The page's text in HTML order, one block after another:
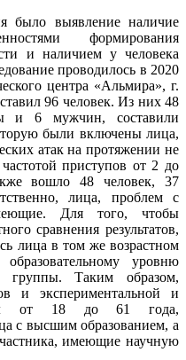
было выявление наличие
формирования
и наличием у человека
проводилось в 2020
центра «Альмира», г.
96 человек. Из них 48
и 6 мужчин, составили
были включены лица,
атак на протяжении не
приступов от 2 до
вошло 48 человек, 37
лица, проблем с
Для того, чтобы
сравнения результатов,
лица в том же возрастном
уровню
группы. Таким образом,
и экспериментальной и
от 18 до 61 года,
с высшим образованием, а
имеющие научную